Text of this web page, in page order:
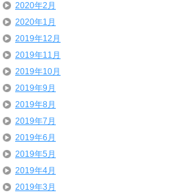
2020年2月
2020年1月
2019年12月
2019年11月
2019年10月
2019年9月
2019年8月
2019年7月
2019年6月
2019年5月
2019年4月
2019年3月